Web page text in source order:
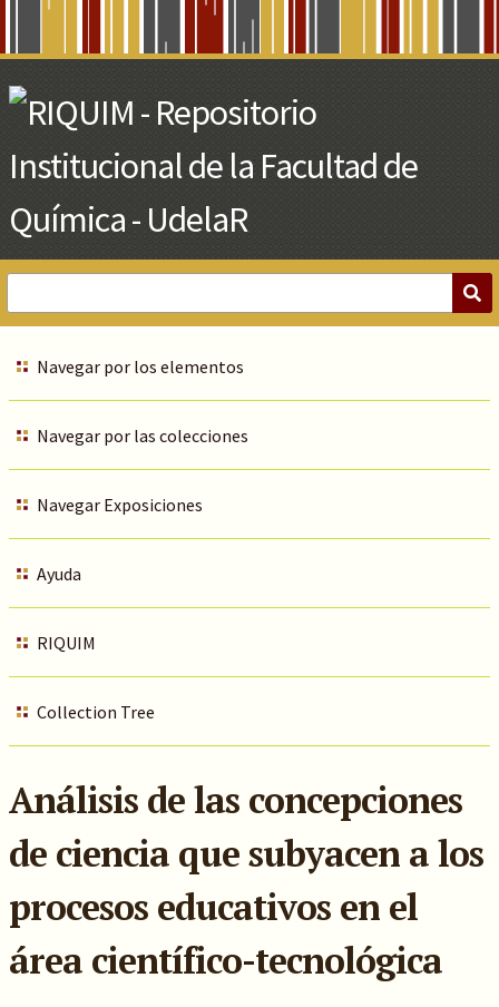
Main
Content
Navegar por los elementos
Navegar por las colecciones
Navegar Exposiciones
Ayuda
RIQUIM
Collection Tree
Análisis de las concepciones
de ciencia que subyacen a los
procesos educativos en el
área científico-tecnológica